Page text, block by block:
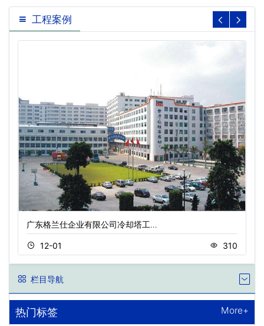
工程案例
广东格兰仕企业有限公司冷却塔工…
12-01 310
栏目导航
热门标签 More+